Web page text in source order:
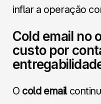
inflar a operação
Cold email no
custo por
O cold email